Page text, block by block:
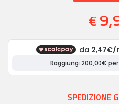
€
SPEDIZIONE